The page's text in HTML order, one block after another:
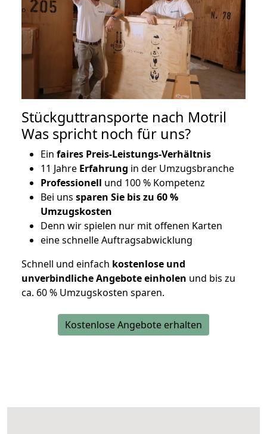
Stückguttransporte nach Motril
Was spricht noch für uns?
Ein faires Preis-Leistungs-Verhältnis
11 Jahre Erfahrung in der Umzugsbranche
Professionell und 100 % Kompetenz
Bei uns sparen Sie bis zu 60 %
Umzugskosten
Denn wir spielen nur mit offenen Karten
eine schnelle Auftragsabwicklung
Schnell und einfach kostenlose und
unverbindliche Angebote einholen und bis zu
ca. 60 % Umzugskosten sparen.
Kostenlose Angebote erhalten